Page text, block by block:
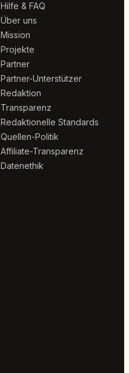
Hilfe & FAQ
Über uns
Mission
Projekte
Partner
Partner-Unterstützer
Redaktion
Transparenz
Redaktionelle Standards
Quellen-Politik
Affiliate-Transparenz
Datenethik